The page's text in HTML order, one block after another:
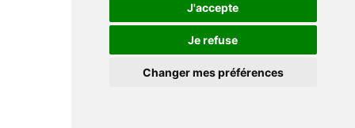
J'accepte
Je refuse
Changer mes préférences